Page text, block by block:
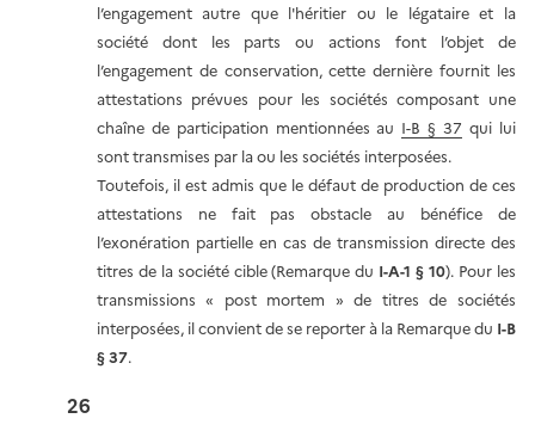
l’engagement autre que l'héritier ou le légataire et la
société dont les parts ou actions font l’objet de
l’engagement de conservation, cette dernière fournit les
attestations prévues pour les sociétés composant une
chaîne de participation mentionnées au I-B § 37 qui lui
sont transmises par la ou les sociétés interposées.
Toutefois, il est admis que le défaut de production de ces
attestations ne fait pas obstacle au bénéfice de
l’exonération partielle en cas de transmission directe des
titres de la société cible (Remarque du I-A-1 § 10). Pour les
transmissions « post mortem » de titres de sociétés
interposées, il convient de se reporter à la Remarque du I-B
§ 37.
26